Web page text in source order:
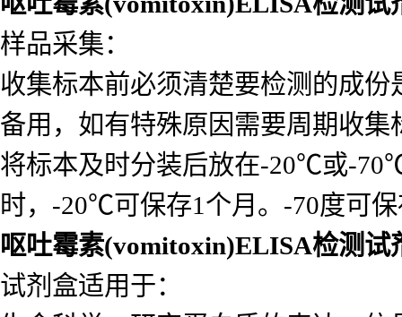
使用：
标本必须为液体，不含沉淀。包
匀浆等。1ml的全血可得到0.5ml的
或血浆。每个标本量收集体积
呕吐霉素(vomitoxin)ELISA检测试
样品采集：
收集标本前必须清楚要检测的成
备用，如有特殊原因需要周期收集